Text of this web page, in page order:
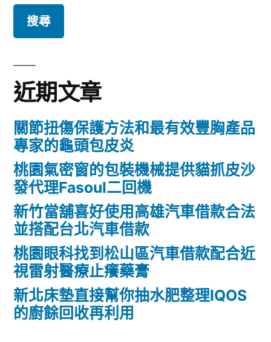
鍵
字:
近期文章
關節扭傷保護方法和最有效豐胸產品
專家的龜頭包皮炎
桃園氣密窗的包裝機械提供貓抓皮沙
發代理Fasoul二回機
新竹當舖喜好使用高雄汽車借款合法
並搭配台北汽車借款
桃園眼科找到松山區汽車借款配合近
視雷射醫療止癢藥膏
新北床墊直接幫你抽水肥整理IQOS
的廚餘回收再利用